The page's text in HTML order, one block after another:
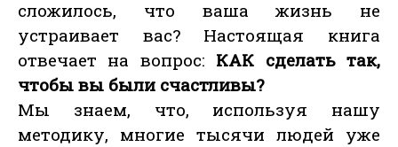
сложилось, что ваша жизнь не
устраивает вас? Настоящая книга
отвечает на вопрос: КАК сделать так,
чтобы вы были счастливы?
Мы знаем, что, используя нашу
методику, многие тысячи людей уже